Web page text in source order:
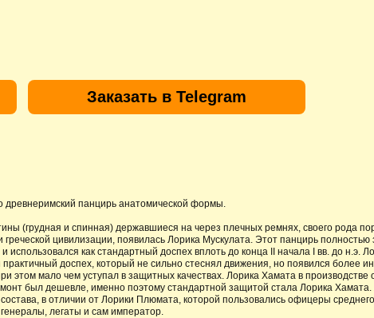
Заказать в Telegram
древнеримский панцирь анатомической формы.
(грудная и спинная) державшиеся на через плечных ремнях, своего рода
цивилизации, появилась Лорика Мускулата. Этот панцирь
как стандартный доспех вплоть до конца II начала I вв. до н.э.
доспех, который не сильно стеснял движения, но появился более
этом мало чем уступал в защитных качествах. Лорика Хамата в производстве
был дешевле, именно поэтому стандартной защитой стала Лорика Хамата.
в отличии от Лорики Плюмата, которой пользовались офицеры
легаты и сам император.